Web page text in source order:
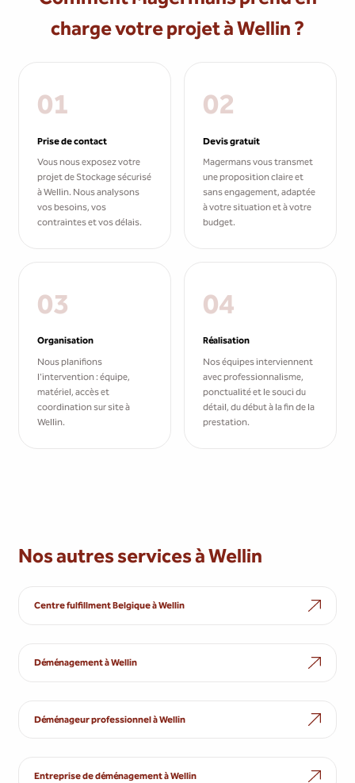
charge votre projet à Wellin ?
01
Prise de contact
Vous nous exposez votre
projet de Stockage sécurisé
à Wellin. Nous analysons
vos besoins, vos
contraintes et vos délais.
02
Devis gratuit
Magermans vous transmet
une proposition claire et
sans engagement, adaptée
à votre situation et à votre
budget.
03
Organisation
Nous planifions
l'intervention : équipe,
matériel, accès et
coordination sur site à
Wellin.
04
Réalisation
Nos équipes interviennent
avec professionnalisme,
ponctualité et le souci du
détail, du début à la fin de la
prestation.
Nos autres services à Wellin
Centre fulfillment Belgique à Wellin
Déménagement à Wellin
Déménageur professionnel à Wellin
Entreprise de déménagement à Wellin